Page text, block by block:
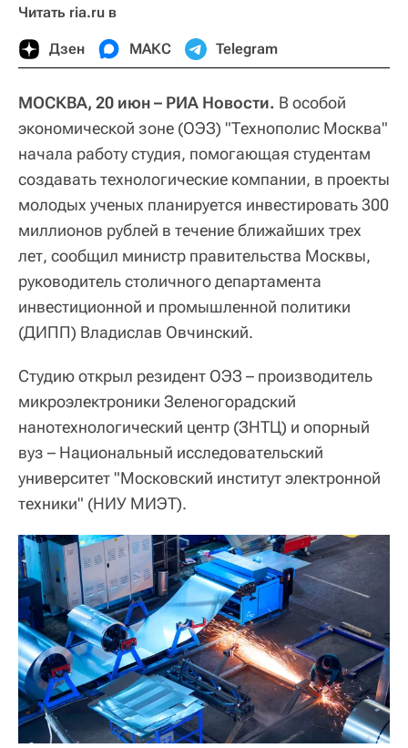
Читать ria.ru в
Дзен МАКС Telegram
МОСКВА, 20 июн – РИА Новости. В особой
экономической зоне (ОЭЗ) "Технополис Москва"
начала работу студия, помогающая студентам
создавать технологические компании, в проекты
молодых ученых планируется инвестировать 300
миллионов рублей в течение ближайших трех
лет, сообщил министр правительства Москвы,
руководитель столичного департамента
инвестиционной и промышленной политики
(ДИПП) Владислав Овчинский.
Студию открыл резидент ОЭЗ – производитель
микроэлектроники Зеленогорадский
нанотехнологический центр (ЗНТЦ) и опорный
вуз – Национальный исследовательский
университет "Московский институт электронной
техники" (НИУ МИЭТ).